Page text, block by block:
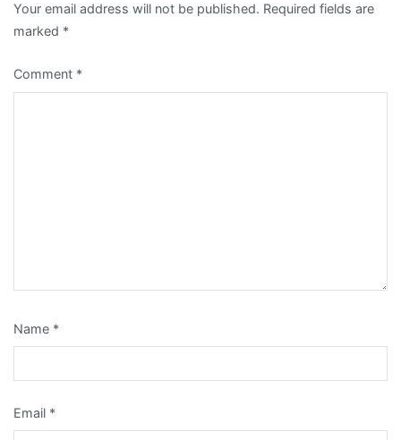
Your email address will not be published. Required fields are
marked *
Comment *
Name *
Email *